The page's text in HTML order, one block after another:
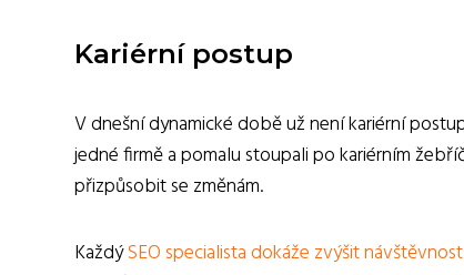
Kariérní postup
V dnešní dynamické době už není kariérní
jedné firmě a pomalu stoupali po kariérním
přizpůsobit se změnám.
KaždýSEO specialista dokáže zvýšit